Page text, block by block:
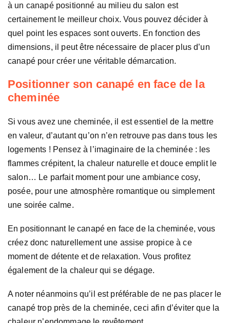
à un canapé positionné au milieu du salon est
certainement le meilleur choix. Vous pouvez décider à
quel point les espaces sont ouverts. En fonction des
dimensions, il peut être nécessaire de placer plus d’un
canapé pour créer une véritable démarcation.
Positionner son canapé en face de la
cheminée
Si vous avez une cheminée, il est essentiel de la mettre
en valeur, d’autant qu’on n’en retrouve pas dans tous les
logements ! Pensez à l’imaginaire de la cheminée : les
flammes crépitent, la chaleur naturelle et douce emplit le
salon… Le parfait moment pour une ambiance cosy,
posée, pour une atmosphère romantique ou simplement
une soirée calme.
En positionnant le canapé en face de la cheminée, vous
créez donc naturellement une assise propice à ce
moment de détente et de relaxation. Vous profitez
également de la chaleur qui se dégage.
A noter néanmoins qu’il est préférable de ne pas placer le
canapé trop près de la cheminée, ceci afin d’éviter que la